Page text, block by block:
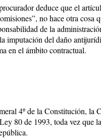
deduce que el
no hace otra cosa
de la
imputación del daño
en el ámbito contractual.
4º de la Constitución, la
80 de 1993, toda vez que